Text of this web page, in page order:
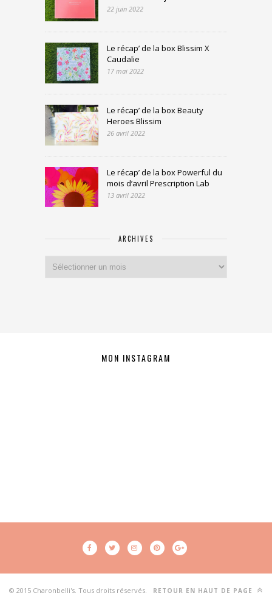
22 juin 2022
Le récap’ de la box Blissim X
Caudalie
17 mai 2022
Le récap’ de la box Beauty
Heroes Blissim
26 avril 2022
Le récap’ de la box Powerful du
mois d’avril Prescription Lab
13 avril 2022
ARCHIVES
MON INSTAGRAM
© 2015 Charonbelli's. Tous droits réservés. RETOUR EN HAUT DE PAGE